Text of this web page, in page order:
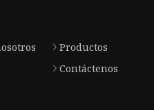
Productos
Contáctenos